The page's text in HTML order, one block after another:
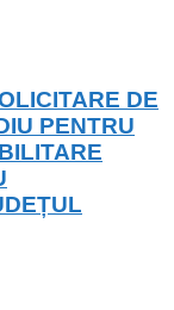
DE
PENTRU